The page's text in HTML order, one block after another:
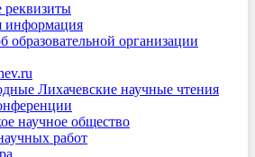
реквизиты
информация
образовательной организации
Лихачевские научные чтения
научное общество
работ